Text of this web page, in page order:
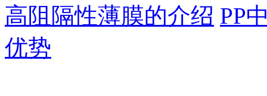
高阻隔性薄膜的介绍 PP
优势